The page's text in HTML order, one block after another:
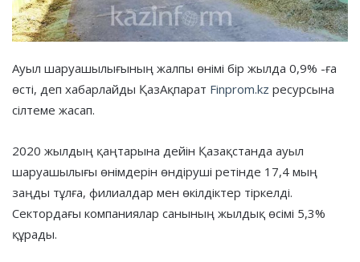
Ауыл шаруашылығының жалпы өнімі бір жылда 0,9% -ға
өсті, деп хабарлайды ҚазАқпарат Finprom.kz ресурсына
сілтеме жасап.
2020 жылдың қаңтарына дейін Қазақстанда ауыл
шаруашылығы өнімдерін өндіруші ретінде 17,4 мың
заңды тұлға, филиалдар мен өкілдіктер тіркелді.
Сектордағы компаниялар санының жылдық өсімі 5,3%
құрады.